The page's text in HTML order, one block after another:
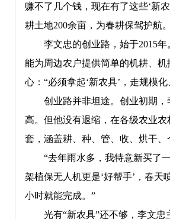
赚不了几个钱，现在有了这些‘新
耕土地200余亩，为春耕保驾护航。
李文忠的创业路，始于2015年
能为周边农户提供简单的机耕、
心：“必须拿起‘新农具’，走规模
创业路并非坦途。创业初期，
高。但他没有退缩，在各级农业
套，涵盖耕、种、管、收、烘干、
“去年雨水多，我特意新买了一
架植保无人机更是‘好帮手’，春
小时就能完成。”
光有“新农具”还不够，李文忠